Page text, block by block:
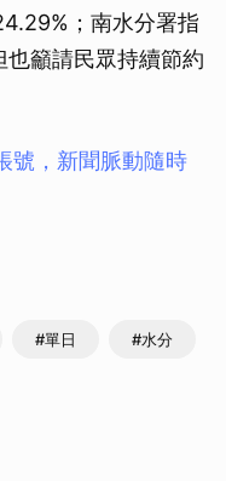
；南水分署指
籲請民眾持續節約
號，新聞脈動隨時
#單日 #水分